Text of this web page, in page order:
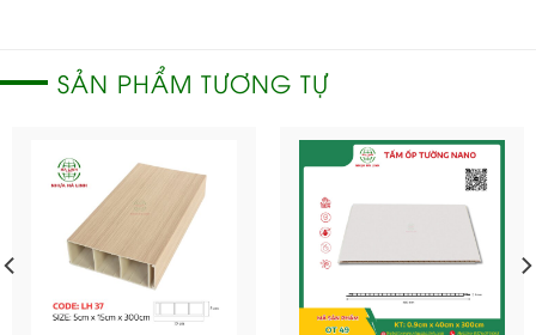
SẢN PHẨM TƯƠNG TỰ